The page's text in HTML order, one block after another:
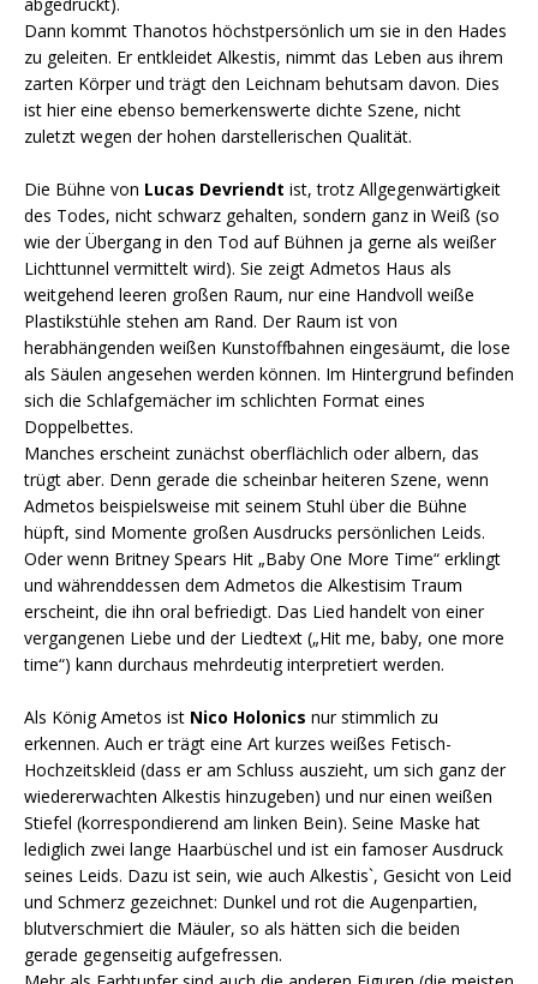
abgedruckt).
Dann kommt Thanotos höchstpersönlich um sie in den Hades
zu geleiten. Er entkleidet Alkestis, nimmt das Leben aus ihrem
zarten Körper und trägt den Leichnam behutsam davon. Dies
ist hier eine ebenso bemerkenswerte dichte Szene, nicht
zuletzt wegen der hohen darstellerischen Qualität.
Die Bühne von Lucas Devriendt ist, trotz Allgegenwärtigkeit
des Todes, nicht schwarz gehalten, sondern ganz in Weiß (so
wie der Übergang in den Tod auf Bühnen ja gerne als weißer
Lichttunnel vermittelt wird). Sie zeigt Admetos Haus als
weitgehend leeren großen Raum, nur eine Handvoll weiße
Plastikstühle stehen am Rand. Der Raum ist von
herabhängenden weißen Kunstoffbahnen eingesäumt, die lose
als Säulen angesehen werden können. Im Hintergrund befinden
sich die Schlafgemächer im schlichten Format eines
Doppelbettes.
Manches erscheint zunächst oberflächlich oder albern, das
trügt aber. Denn gerade die scheinbar heiteren Szene, wenn
Admetos beispielsweise mit seinem Stuhl über die Bühne
hüpft, sind Momente großen Ausdrucks persönlichen Leids.
Oder wenn Britney Spears Hit „Baby One More Time“ erklingt
und währenddessen dem Admetos die Alkestisim Traum
erscheint, die ihn oral befriedigt. Das Lied handelt von einer
vergangenen Liebe und der Liedtext („Hit me, baby, one more
time“) kann durchaus mehrdeutig interpretiert werden.
Als König Ametos ist Nico Holonics nur stimmlich zu
erkennen. Auch er trägt eine Art kurzes weißes Fetisch-
Hochzeitskleid (dass er am Schluss auszieht, um sich ganz der
wiedererwachten Alkestis hinzugeben) und nur einen weißen
Stiefel (korrespondierend am linken Bein). Seine Maske hat
lediglich zwei lange Haarbüschel und ist ein famoser Ausdruck
seines Leids. Dazu ist sein, wie auch Alkestis`, Gesicht von Leid
und Schmerz gezeichnet: Dunkel und rot die Augenpartien,
blutverschmiert die Mäuler, so als hätten sich die beiden
gerade gegenseitig aufgefressen.